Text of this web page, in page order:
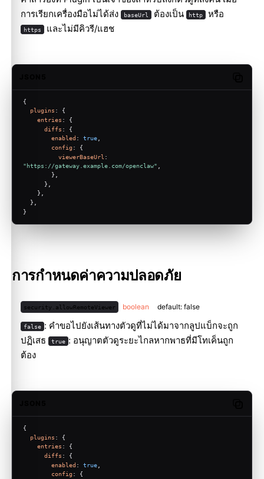
การเรียกเครื่องมือไม่ได้ส่ง
baseUrl ต้องเป็น http หรือ
https และไม่มีคิวรี/แฮช
{
plugins : {
entries : {
diffs : {
enabled : true,
config : {
viewerBaseUrl
"https://gateway.example.com/openclaw"
        },
      },
    },
  },
}
การกำหนดค่าความปลอดภัย
security.allowRemoteViewer boolean default: false
false : คำขอไปยังเส้นทางตัวดูที่ไม่ได้มาจากลูปแบ็กจะถูก
ปฏิเสธ
true : อนุญาตตัวดูระยะไกลหากพาธที่มีโทเค็นถูก
ต้อง
{
plugins : {
entries : {
diffs : {
enabled : true
config : {